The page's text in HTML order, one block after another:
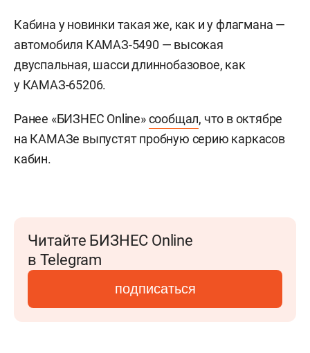
Кабина у новинки такая же, как и у флагмана —
автомобиля КАМАЗ-5490 — высокая
двуспальная, шасси длиннобазовое, как
у КАМАЗ-65206.
Ранее «БИЗНЕС Online»сообщал, что в октябре
на КАМАЗе выпустят пробную серию каркасов
кабин.
Читайте БИЗНЕС Online
в Telegram
подписаться